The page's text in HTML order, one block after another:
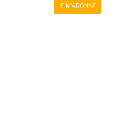
JE M'ABONNE